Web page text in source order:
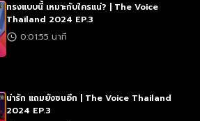
ทรงแบบนี้ เหมาะกับใครแน่? | The Voice
Thailand 2024 EP.3
0:01:55 นาที
น่ารัก แถมยังซนอีก | The Voice Thailand
2024 EP.3